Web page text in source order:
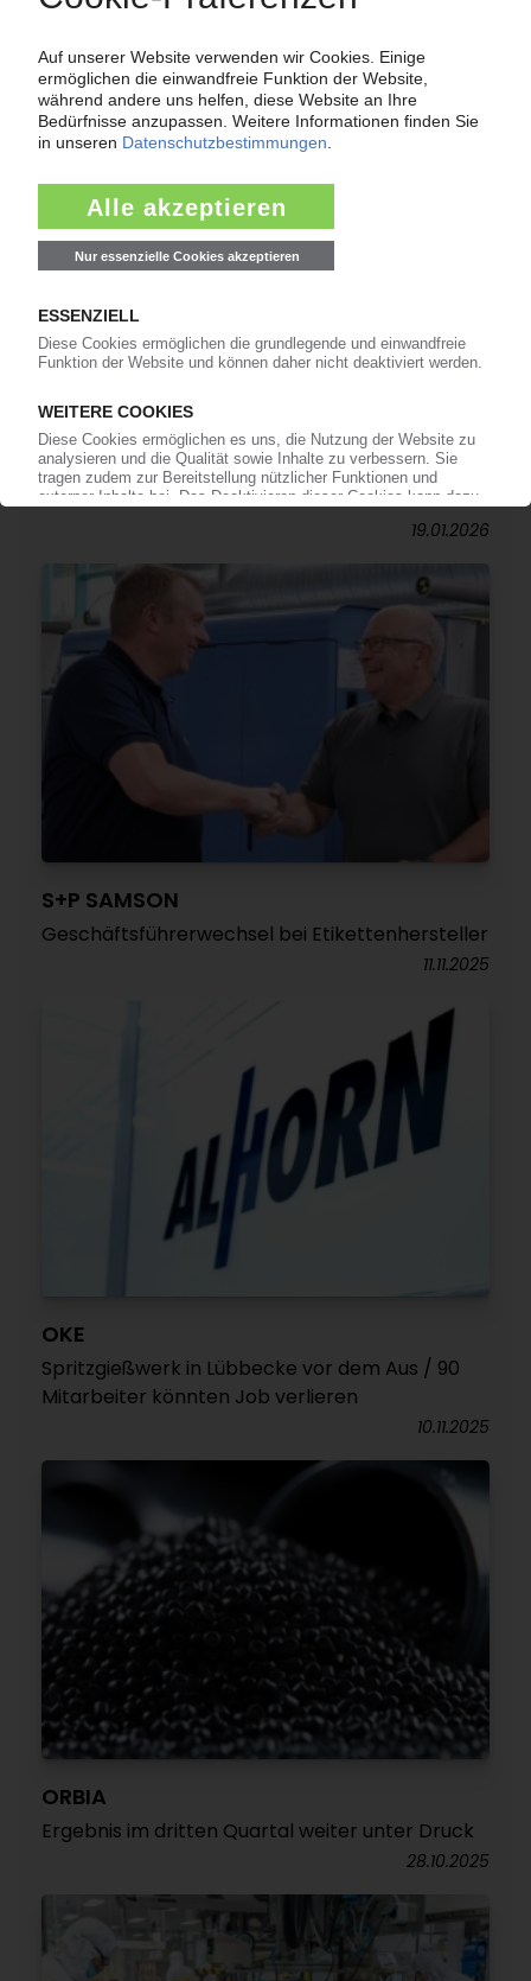
Spezialfolienhersteller investiert massiv in den
11.02.2026
POLYTEC
Autozulieferer kauft Composites-Geschäft vom
Folienhersteller Profol
19.01.2026
S+P SAMSON
Geschäftsführerwechsel bei Etikettenhersteller
11.11.2025
OKE
Spritzgießwerk in Lübbecke vor dem Aus / 90
Mitarbeiter könnten Job verlieren
10.11.2025
ORBIA
Ergebnis im dritten Quartal weiter unter Druck
28.10.2025